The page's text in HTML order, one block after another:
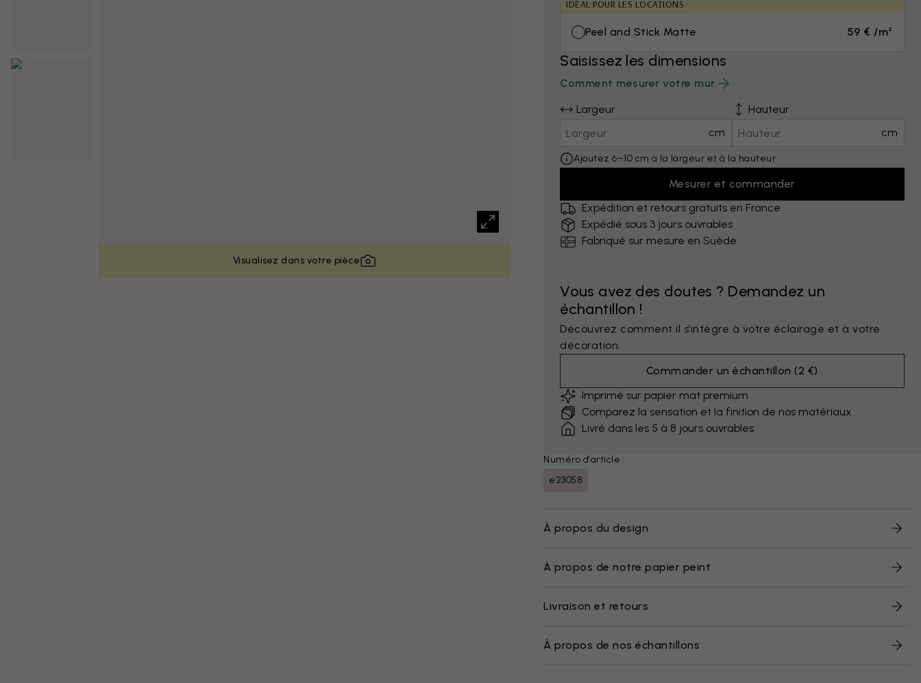
Visualisez dans votre pièce
IDÉAL POUR LES LOCATIONS
Peel and Stick Matte 59 € /m²
Saisissez les dimensions
Comment mesurer votre mur
Largeur
cm
Hauteur
cm
Ajoutez 6–10 cm à la largeur et à la hauteur
Mesurer et commander
Expédition et retours gratuits en France
Expédié sous 3 jours ouvrables
Fabriqué sur mesure en Suède
Vous avez des doutes ? Demandez un
échantillon !
Découvrez comment il s’intègre à votre éclairage et à votre
décoration.
Commander un échantillon (2 €)
Imprimé sur papier mat premium
Comparez la sensation et la finition de nos matériaux
Livré dans les 5 à 8 jours ouvrables
Numéro d'article :
e23058
À propos du design
À propos de notre papier peint
Livraison et retours
À propos de nos échantillons